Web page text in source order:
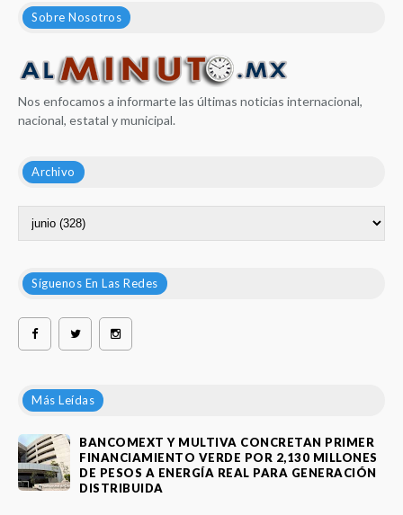
Sobre Nosotros
Nos enfocamos a informarte las últimas noticias internacional,
nacional, estatal y municipal.
Archivo
Síguenos En Las Redes
Más Leídas
BANCOMEXT Y MULTIVA CONCRETAN PRIMER
FINANCIAMIENTO VERDE POR 2,130 MILLONES
DE PESOS A ENERGÍA REAL PARA GENERACIÓN
DISTRIBUIDA